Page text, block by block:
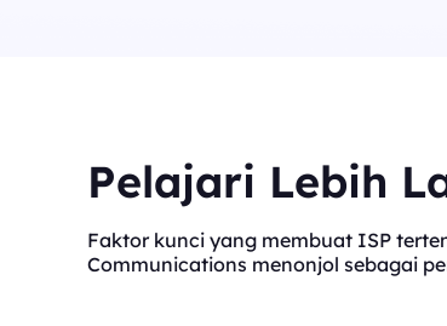
Pelajari Lebih
Faktor kunci yang membuat ISP
Communications menonjol sebagai